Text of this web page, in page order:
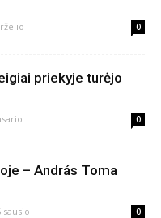
0
priekyje turėjo
0
– András Toma
sausio 0